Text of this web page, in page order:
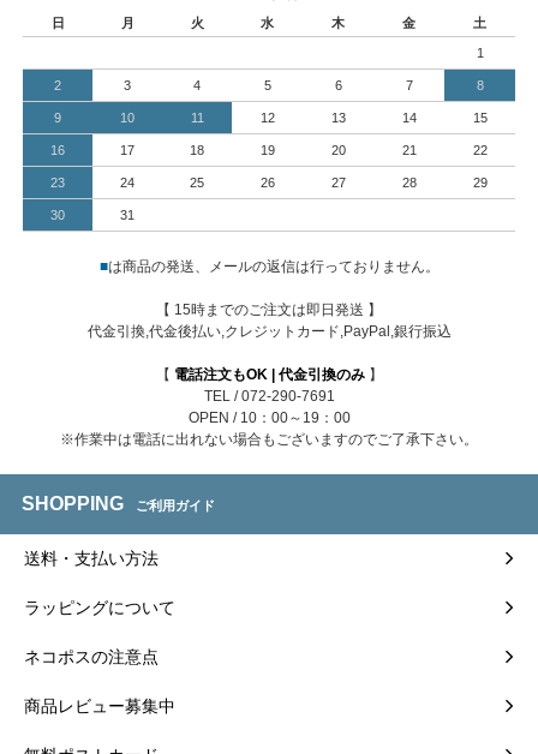
日
月 火 水 木 金 土
1
2 3 4 5 6 7 8
9 10 11 12 13 14 15
16 17 18 19 20 21 22
23 24 25 26 27 28 29
30 31
■は商品の発送、メールの返信は行っておりません。
【 15時までのご注文は即日発送 】
代金引換,代金後払い,クレジットカード,PayPal,銀行振込
【 電話注文もOK | 代金引換のみ】
TEL / 072-290-7691
OPEN / 10：00～19：00
※作業中は電話に出れない場合もございますのでご了承下さい。
SHOPPING ご利用ガイド
送料・支払い方法
ラッピングについて
ネコポスの注意点
商品レビュー募集中